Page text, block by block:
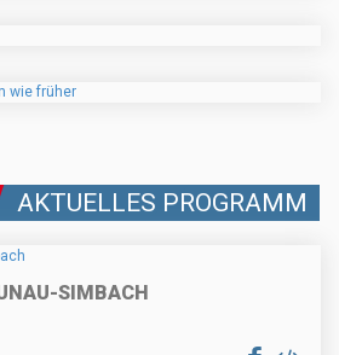
AKTUELLES PROGRAMM
SIMBACH